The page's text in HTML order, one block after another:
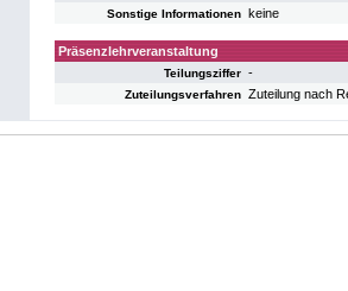
Sonstige Informationen keine
Präsenzlehrveranstaltung
Teilungsziffer -
Zuteilungsverfahren Zuteilung nach